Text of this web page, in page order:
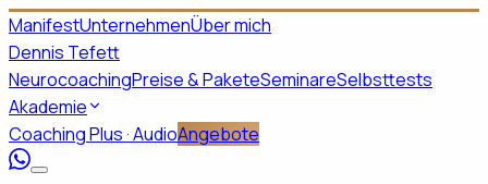
ManifestUnternehmenÜber mich
Dennis Tefett
NeurocoachingPreise & PaketeSeminareSelbsttests
Akademie
Coaching Plus · AudioAngebote